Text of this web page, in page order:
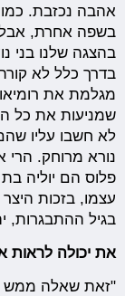
אהבה נכזבת.
בשפה אחרת, אבל
בהצגה שלנו בני
בדרך כלל לא
מגלמת את
שמניעות את כל
לא חשבו עליו
נורא מרוחק.
פלוס הם יוליה
עצמו, בזכות
בגיל ההתבגרות,
את יכולה
"זאת שאלה ממש